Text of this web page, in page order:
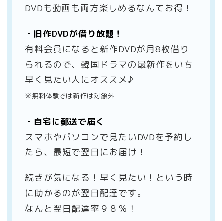
DVDも動画も両方楽しめるなんてお得！
・旧作DVDが借り放題！
有料会員になると新作DVDが月8枚借り
られるので、韓国ドラマの最新作をいち
早く見たい人にオススメ♪
※無料体験では新作は対象外
・自宅に郵送で届く
スマホやパソコンで見たいDVDを予約し
たら、最短で翌日にお届け！
続きが気になる！早く見たい！という時
に助かるのが翌日配達です。
なんと翌日配達率９８％！